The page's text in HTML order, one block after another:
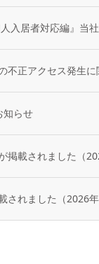
入居者対応編』当
不正アクセス発生
知らせ
掲載されました（
されました（2026年